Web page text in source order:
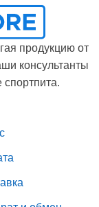
продукцию от
консультанты